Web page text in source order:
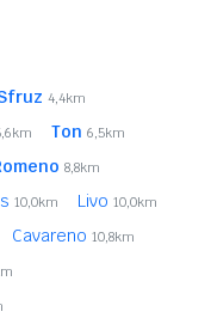
4,4km
Ton 6,5km
8,8km
10,0km Livo 10,0km
Cavareno 10,8km